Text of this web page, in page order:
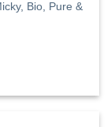
Bio, Pure &